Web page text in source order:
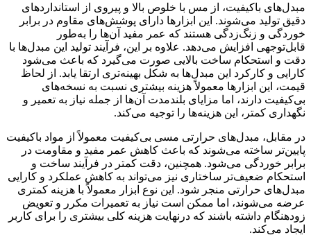
مبدل‌های باکیفیت، از مس با خلوص بالا و پیروی از استانداردهای
دقیق تولید می‌شوند. این ابزارها دارای پوشش‌های مقاوم در برابر
خوردگی و زنگ‌زدگی هستند که عمر مفید آن‌ها را به‌طور
قابل‌توجهی افزایش می‌دهد. علاوه بر این، فرآیند تولید این مبدل‌ها با
دقت و استحکام ساخت بالایی صورت می‌گیرد که باعث می‌شود
کارایی و کارکرد این مبدل‌ها به شکل بهینه‌تری ارتقا یابد. از لحاظ
قیمت، این ابزار‌ها معمولاً هزینه بیشتری نسبت به نسخه‌های
بی‌کیفیت دارند، اما مزایای بلندمدت آن‌ها از جمله نیاز به تعمیر و
نگهداری کمتر، این هزینه‌ها را توجیه می‌کند.
در مقابل، مبدل‌های حرارتی مسی بی‌کیفیت معمولاً از مواد باکیفیت
پایین‌تر ساخته می‌شوند که باعث کاهش عمر مفید و مقاومت در
برابر خوردگی می‌شود. همچنین، دقت کمتر در فرآیند ساخت و
استحکام ضعیف‌تر ساختاری نیز می‌تواند به کاهش عملکرد و کارایی
مبدل‌های حرارتی منجر شود. این نوع ابزار معمولاً با هزینه کمتری
عرضه می‌شوند، اما ممکن است نیاز به تعمیرات مکرر و تعویض
زودهنگام داشته باشند که درنهایت هزینه کلی بیشتری را برای کاربر
ایجاد می‌کند.